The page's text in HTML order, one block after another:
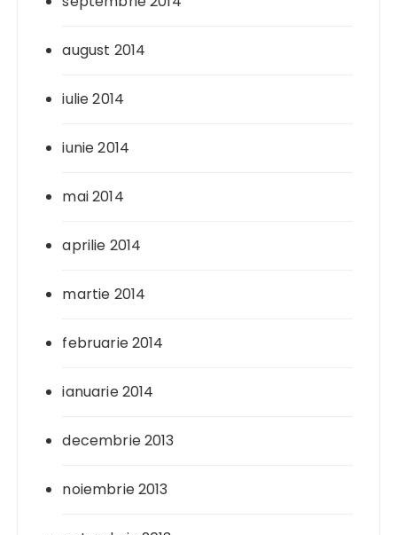
august 2014
iulie 2014
iunie 2014
mai 2014
aprilie 2014
martie 2014
februarie 2014
ianuarie 2014
decembrie 2013
noiembrie 2013